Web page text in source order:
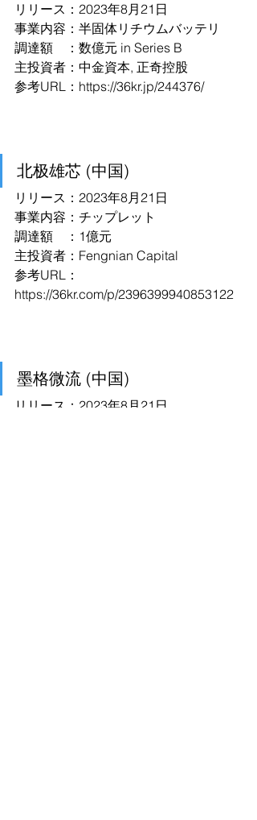
リリース：2023年8月21日
事業内容：半固体リチウムバッテリ
調達額　：数億元 in Series B
主投資者：中金資本, 正奇控股
参考URL：https://36kr.jp/244376/
北极雄芯 (中国)
リリース：2023年8月21日
事業内容：チップレット
調達額　：1億元
主投資者：Fengnian Capital
参考URL：
https://36kr.com/p/2396399940853122
墨格微流 (中国)
リリース：2023年8月21日